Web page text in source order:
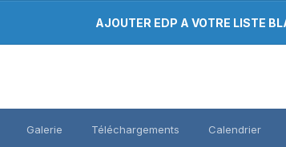
AJOUTER EDP A VOTRE LISTE
Galerie Téléchargements Calendrier